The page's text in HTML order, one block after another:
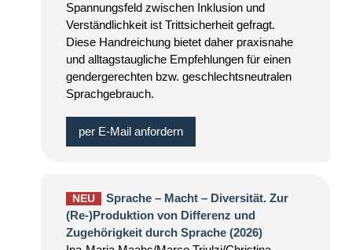
Spannungsfeld zwischen Inklusion und
Verständlichkeit ist Trittsicherheit gefragt.
Diese Handreichung bietet daher praxisnahe
und alltagstaugliche Empfehlungen für einen
gendergerechten bzw. geschlechtsneutralen
Sprachgebrauch.
per E-Mail anfordern
NEU
Sprache – Macht – Diversität. Zur
(Re-)Produktion von Differenz und
Zugehörigkeit durch Sprache (2026)